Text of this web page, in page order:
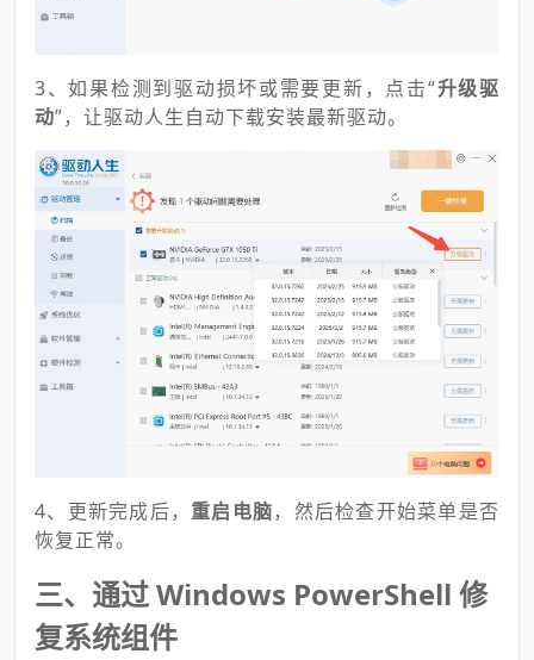
3、如果检测到驱动损坏或需要更新，点击“升级驱
动”，让驱动人生自动下载安装最新驱动。
4、更新完成后， 重启电脑，然后检查开始菜单是否
恢复正常。
三、通过 Windows PowerShell 修
复系统组件